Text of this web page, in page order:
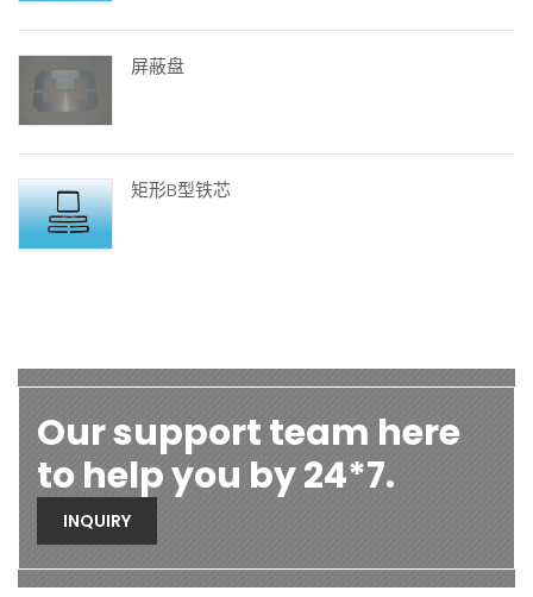
屏蔽盘
矩形B型铁芯
Our support team here
to help you by 24*7.
INQUIRY